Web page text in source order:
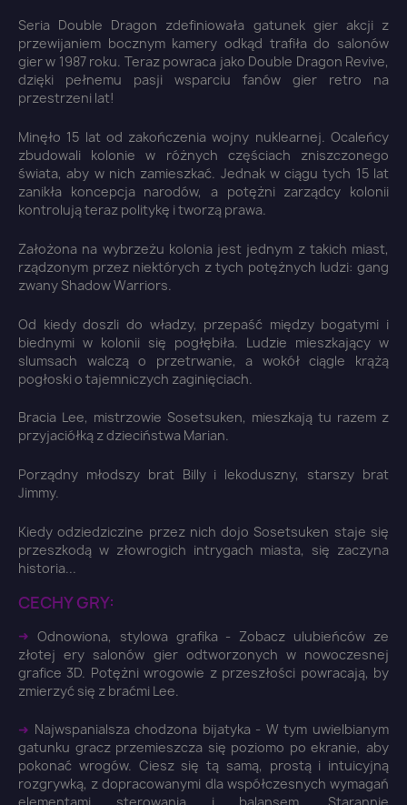
Seria Double Dragon zdefiniowała gatunek gier akcji z
przewijaniem bocznym kamery odkąd trafiła do salonów
gier w 1987 roku. Teraz powraca jako Double Dragon Revive,
dzięki pełnemu pasji wsparciu fanów gier retro na
przestrzeni lat!
Minęło 15 lat od zakończenia wojny nuklearnej. Ocaleńcy
zbudowali kolonie w różnych częściach zniszczonego
świata, aby w nich zamieszkać. Jednak w ciągu tych 15 lat
zanikła koncepcja narodów, a potężni zarządcy kolonii
kontrolują teraz politykę i tworzą prawa.
Założona na wybrzeżu kolonia jest jednym z takich miast,
rządzonym przez niektórych z tych potężnych ludzi: gang
zwany Shadow Warriors.
Od kiedy doszli do władzy, przepaść między bogatymi i
biednymi w kolonii się pogłębiła. Ludzie mieszkający w
slumsach walczą o przetrwanie, a wokół ciągle krążą
pogłoski o tajemniczych zaginięciach.
Bracia Lee, mistrzowie Sosetsuken, mieszkają tu razem z
przyjaciółką z dzieciństwa Marian.
Porządny młodszy brat Billy i lekoduszny, starszy brat
Jimmy.
Kiedy odziedziczine przez nich dojo Sosetsuken staje się
przeszkodą w złowrogich intrygach miasta, się zaczyna
historia...
CECHY GRY:
➜ Odnowiona, stylowa grafika - Zobacz ulubieńców ze
złotej ery salonów gier odtworzonych w nowoczesnej
grafice 3D. Potężni wrogowie z przeszłości powracają, by
zmierzyć się z braćmi Lee.
➜ Najwspanialsza chodzona bijatyka - W tym uwielbianym
gatunku gracz przemieszcza się poziomo po ekranie, aby
pokonać wrogów. Ciesz się tą samą, prostą i intuicyjną
rozgrywką, z dopracowanymi dla współczesnych wymagań
Zaloguj się ×